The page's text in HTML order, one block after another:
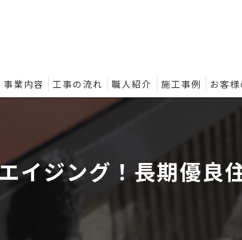
トの外壁塗装プラン
事業内容 工事の流れ 職人紹介 施工事例 お客様
イジング！長期優良